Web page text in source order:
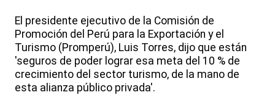
El presidente ejecutivo de la Comisión de
Promoción del Perú para la Exportación y el
Turismo (Promperú), Luis Torres, dijo que están
'seguros de poder lograr esa meta del 10 % de
crecimiento del sector turismo, de la mano de
esta alianza público privada'.